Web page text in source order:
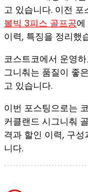
고 있습니다. 이전 포
볼빅 3피스 골프공
이력, 특징을 정리했
코스트코에서 운영
그니춰는 품질이 좋
고 있습니다.
이번 포스팅으로는
커클랜드 시그니춰
격과 할인 이력, 구
니다.